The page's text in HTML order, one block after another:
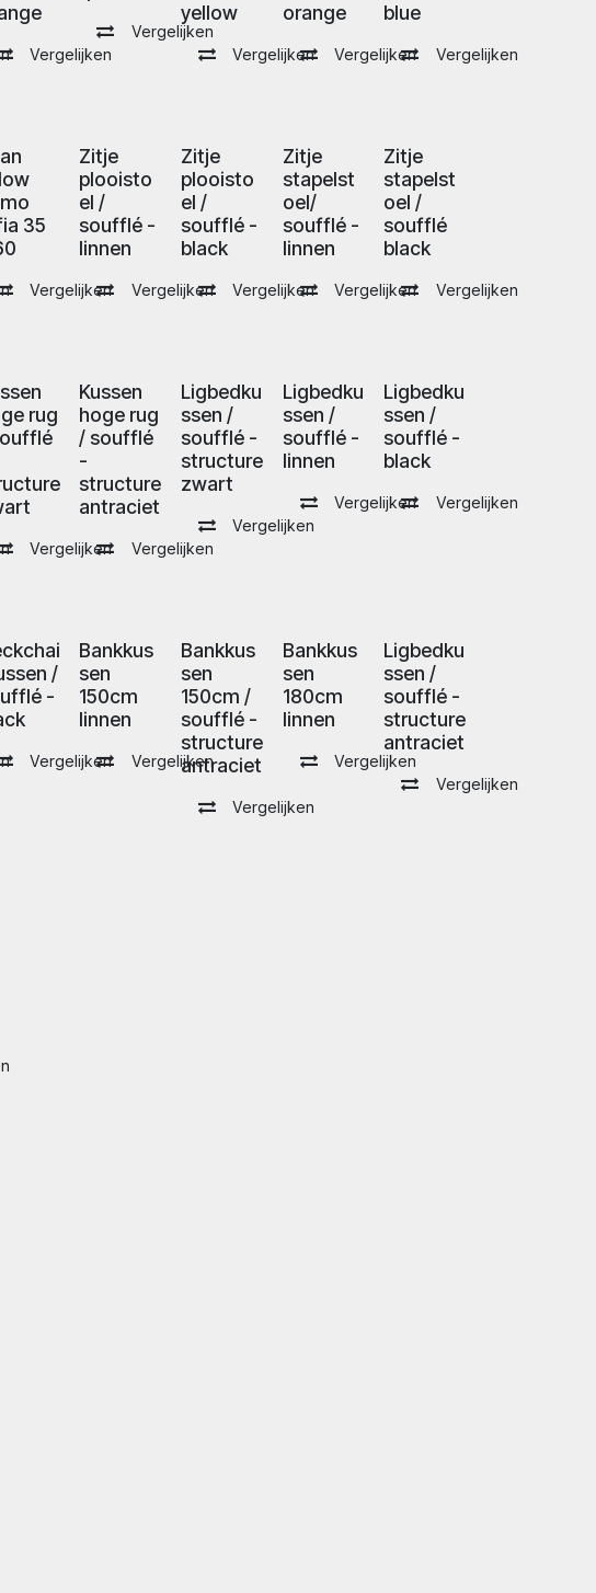
Vergelijken
Vergelijken
yellow
Vergelijken
orange
Vergelijken
blue
Vergelijken
35
Vergelijken
Zitje
plooisto
el /
soufflé -
linnen
Vergelijken
Zitje
plooisto
el /
soufflé -
black
Vergelijken
Zitje
stapelst
oel/
soufflé -
linnen
Vergelijken
Zitje
stapelst
oel /
soufflé
black
Vergelijken
rug
Vergelijken
Kussen
hoge rug
/ soufflé
-
structure
antraciet
Vergelijken
Ligbedku
ssen /
soufflé -
structure
zwart
Vergelijken
Ligbedku
ssen /
soufflé -
linnen
Vergelijken
Ligbedku
ssen /
soufflé -
black
Vergelijken
/
-
Vergelijken
Bankkus
sen
150cm
linnen
Vergelijken
Bankkus
sen
150cm /
soufflé -
structure
antraciet
Vergelijken
Bankkus
sen
180cm
linnen
Vergelijken
Ligbedku
ssen /
soufflé -
structure
antraciet
Vergelijken